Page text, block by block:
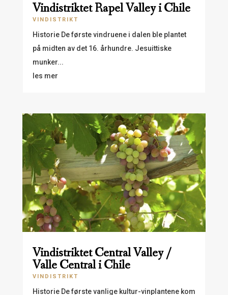
Vindistriktet Rapel Valley i Chile
VINDISTRIKT
Historie De første vindruene i dalen ble plantet
på midten av det 16. århundre. Jesuittiske
munker...
les mer
Vindistriktet Central Valley /
Valle Central i Chile
VINDISTRIKT
Historie De første vanlige kultur-vinplantene kom